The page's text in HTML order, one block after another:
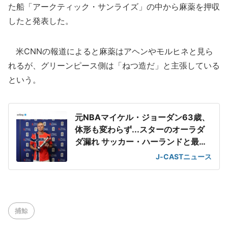
た船「アークティック・サンライズ」の中から麻薬を押収
したと発表した。
米CNNの報道によると麻薬はアヘンやモルヒネと見ら
れるが、グリーンピース側は「ねつ造だ」と主張している
という。
元NBAマイケル・ジョーダン63歳、
体形も変わらず...スターのオーラダ
ダ漏れ サッカー・ハーランドと最強
J-CASTニュース
捕鯨